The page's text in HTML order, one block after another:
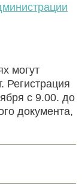
могут
Регистрация
с 9.00. до
документа,